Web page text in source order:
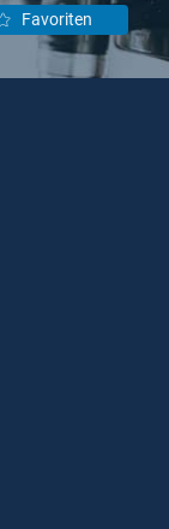
Favoriten